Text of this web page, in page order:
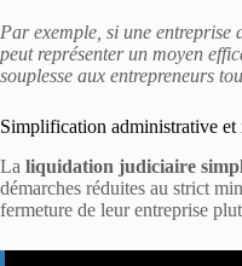
Par exemple, si une entreprise
peut représenter un moyen
souplesse aux entrepreneurs
Simplification administrative et
La liquidation judiciaire
démarches réduites au strict
fermeture de leur entreprise